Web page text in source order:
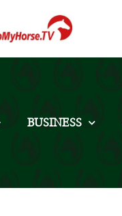
BUSINESS